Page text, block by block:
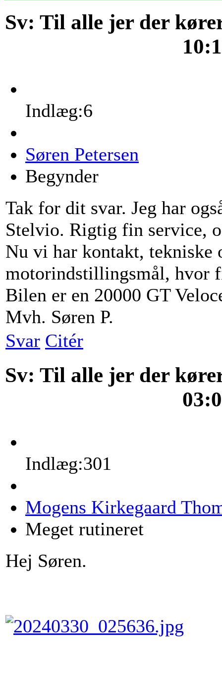
Sv: Til alle jer der
Indlæg:6
Søren Petersen
Begynder
Tak for dit svar. Jeg har
Stelvio. Rigtig fin service,
Nu vi har kontakt, tekniske
motorindstillingsmål, hvor
Bilen er en 20000 GT
Mvh. Søren P.
Svar Citér
Sv: Til alle jer der
Indlæg:301
Mogens Kirkegaard
Meget rutineret
Hej Søren.